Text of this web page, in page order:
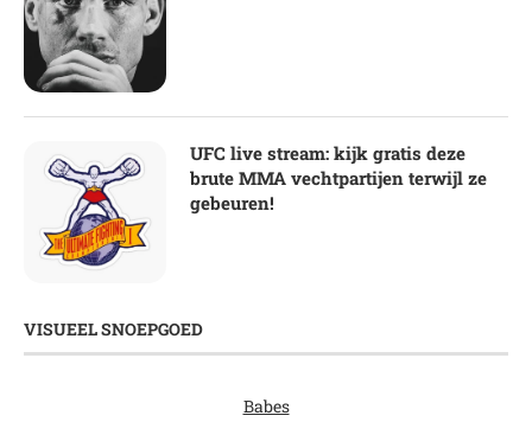
UFC live stream: kijk gratis deze
brute MMA vechtpartijen terwijl ze
gebeuren!
VISUEEL SNOEPGOED
Babes